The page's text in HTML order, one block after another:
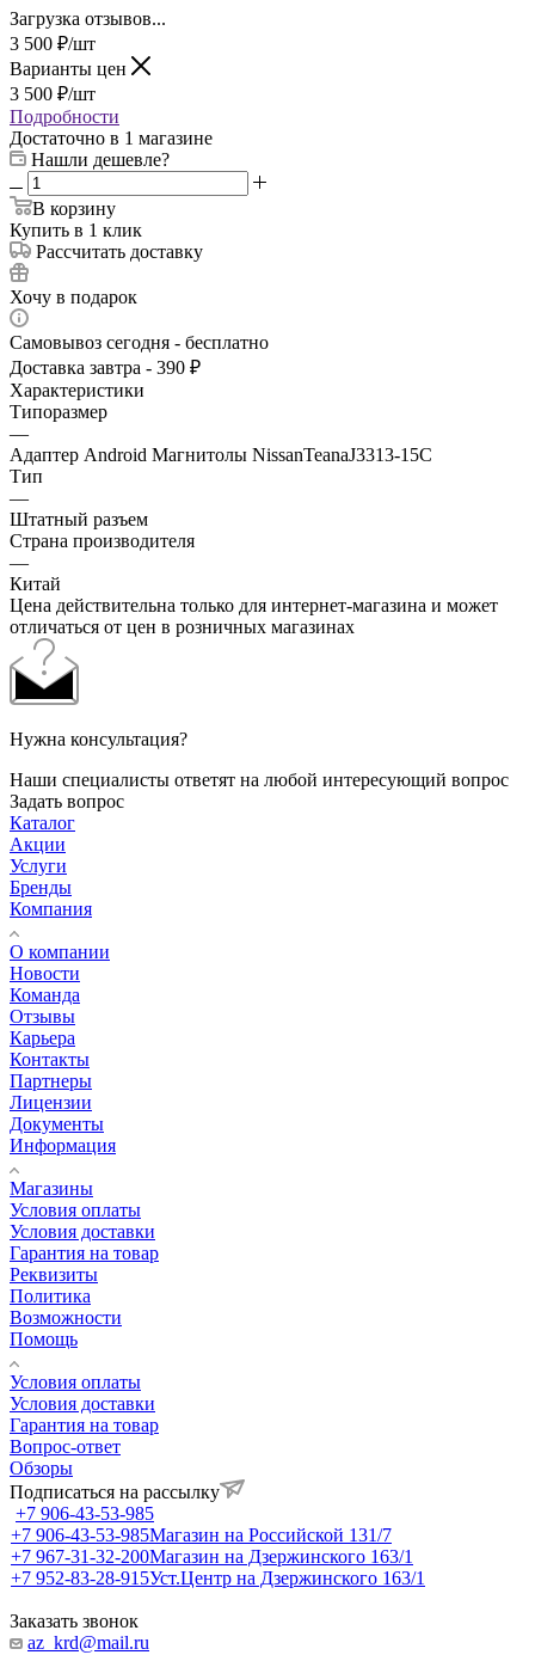
Загрузка отзывов...
3 500 ₽/шт
Варианты цен
3 500 ₽/шт
Подробности
Достаточно в 1 магазине
Нашли дешевле?
В корзину
Купить в 1 клик
Рассчитать доставку
Хочу в подарок
Самовывоз сегодня - бесплатно
Доставка завтра - 390 ₽
Характеристики
Типоразмер
—
Адаптер Android Магнитолы NissanTeanaJ3313-15C
Тип
—
Штатный разъем
Страна производителя
—
Китай
Цена действительна только для интернет-магазина и может
отличаться от цен в розничных магазинах
Нужна консультация?
Наши специалисты ответят на любой интересующий вопрос
Задать вопрос
Каталог
Акции
Услуги
Бренды
Компания
О компании
Новости
Команда
Отзывы
Карьера
Контакты
Партнеры
Лицензии
Документы
Информация
Магазины
Условия оплаты
Условия доставки
Гарантия на товар
Реквизиты
Политика
Возможности
Помощь
Условия оплаты
Условия доставки
Гарантия на товар
Вопрос-ответ
Обзоры
Подписаться на рассылку
+7 906-43-53-985
+7 906-43-53-985Магазин на Российской 131/7
+7 967-31-32-200Магазин на Дзержинского 163/1
+7 952-83-28-915Уст.Центр на Дзержинского 163/1
Заказать звонок
az_krd@mail.ru